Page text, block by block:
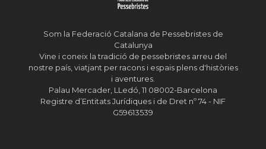
Som la Federació Catalana de Pessebristes de
Catalunya
Vine i coneix la tradició de pessebristes arreu del
nostre país, viatjant per racons i espais plens d'històries
i aventures.
Palau Mercader, LLedó, 11 08002-Barcelona
Registre d’Entitats Jurídiques i de Dret nº 74 - NIF
G59613539